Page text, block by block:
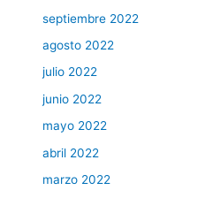
septiembre 2022
agosto 2022
julio 2022
junio 2022
mayo 2022
abril 2022
marzo 2022